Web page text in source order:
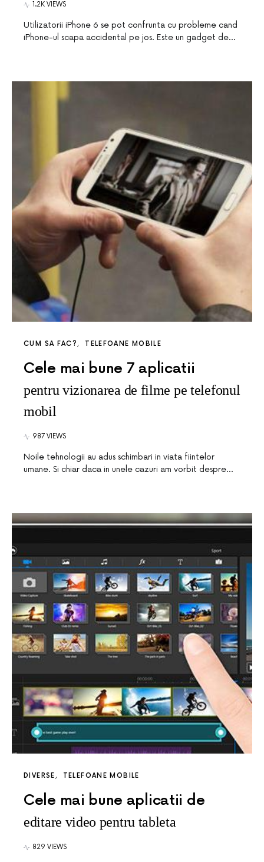
1.2K VIEWS
Utilizatorii iPhone 6 se pot confrunta cu probleme cand
iPhone-ul scapa accidental pe jos. Este un gadget de…
CUM SA FAC? TELEFOANE MOBILE
Cele mai bune 7 aplicatii
pentru vizionarea de filme pe telefonul
mobil
987 VIEWS
Noile tehnologii au adus schimbari in viata fiintelor
umane. Si chiar daca in unele cazuri am vorbit despre…
DIVERSE TELEFOANE MOBILE
Cele mai bune aplicatii de
editare video pentru tableta
829 VIEWS